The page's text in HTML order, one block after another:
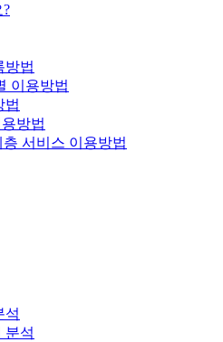
방법
이용방법
법
방법
서비스 이용방법
석
분석